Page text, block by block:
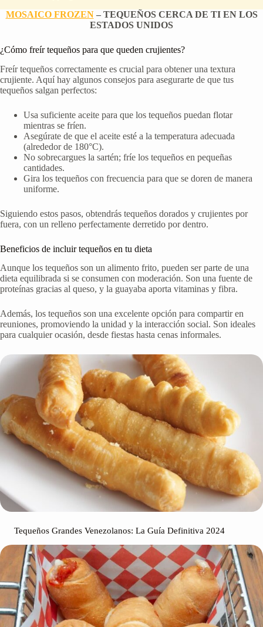
MOSAICO FROZEN– TEQUEÑOS CERCA DE TI EN LOS
ESTADOS UNIDOS
¿Cómo freír tequeños para que queden crujientes?
Freír tequeños correctamente es crucial para obtener una textura
crujiente. Aquí hay algunos consejos para asegurarte de que tus
tequeños salgan perfectos:
Usa suficiente aceite para que los tequeños puedan flotar
mientras se fríen.
Asegúrate de que el aceite esté a la temperatura adecuada
(alrededor de 180°C).
No sobrecargues la sartén; fríe los tequeños en pequeñas
cantidades.
Gira los tequeños con frecuencia para que se doren de manera
uniforme.
Siguiendo estos pasos, obtendrás tequeños dorados y crujientes por
fuera, con un relleno perfectamente derretido por dentro.
Beneficios de incluir tequeños en tu dieta
Aunque los tequeños son un alimento frito, pueden ser parte de una
dieta equilibrada si se consumen con moderación. Son una fuente de
proteínas gracias al queso, y la guayaba aporta vitaminas y fibra.
Además, los tequeños son una excelente opción para compartir en
reuniones, promoviendo la unidad y la interacción social. Son ideales
para cualquier ocasión, desde fiestas hasta cenas informales.
Tequeños Grandes Venezolanos: La Guía Definitiva 2024